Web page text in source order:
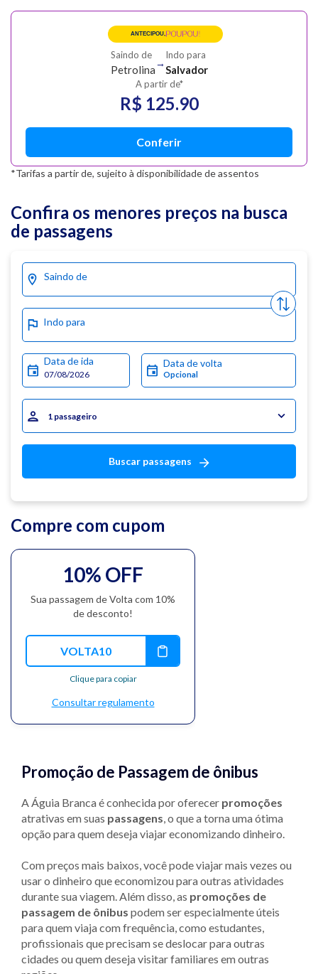
Saindo de
Petrolina
→
Indo para
Salvador
ANTECIPOU,POUPOU!
A partir de*
R$ 125.90
Conferir
*Tarifas a partir de, sujeito à disponibilidade de assentos
Confira os menores preços na busca
de passagens
Saindo de
Indo para
Data de ida Data de volta
1 passageiro
Buscar passagens
Compre com cupom
10% OFF
Sua passagem de Volta com 10%
de desconto!
VOLTA10
Clique para copiar
Consultar regulamento
Promoção de Passagem de ônibus
A Águia Branca é conhecida por oferecer promoções
atrativas em suas passagens, o que a torna uma ótima
opção para quem deseja viajar economizando dinheiro.
Com preços mais baixos, você pode viajar mais vezes ou
usar o dinheiro que economizou para outras atividades
durante sua viagem. Além disso, as promoções de
passagem de ônibus podem ser especialmente úteis
para quem viaja com frequência, como estudantes,
profissionais que precisam se deslocar para outras
cidades ou quem deseja visitar familiares em outras